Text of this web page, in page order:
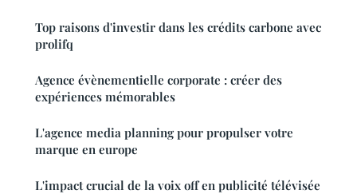
Top raisons d'investir dans les crédits carbone avec
prolifq
Agence évènementielle corporate : créer des
expériences mémorables
L'agence media planning pour propulser votre
marque en europe
L'impact crucial de la voix off en publicité télévisée